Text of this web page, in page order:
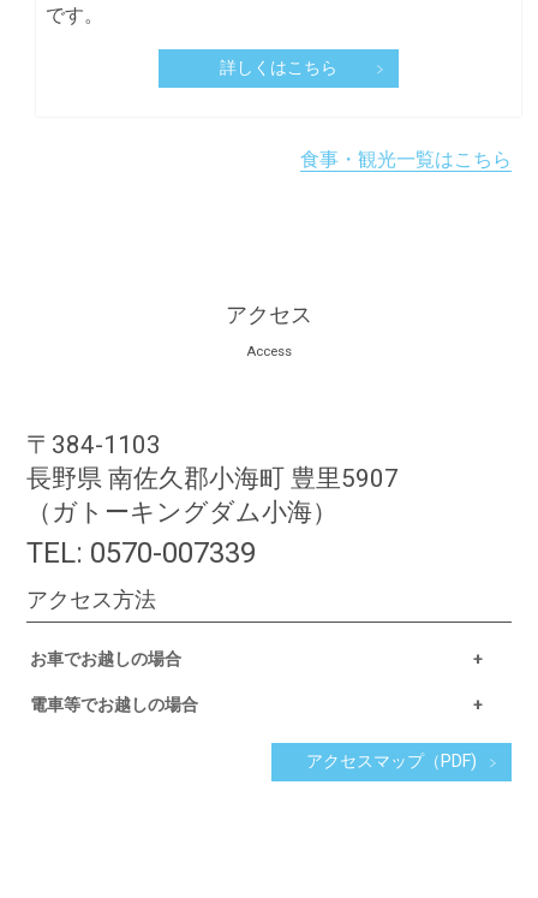
です。
詳しくはこちら
食事・観光一覧はこちら
アクセス
Access
〒384-1103
長野県 南佐久郡小海町 豊里5907
（ガトーキングダム小海）
TEL: 0570-007339
アクセス方法
お車でお越しの場合
電車等でお越しの場合
アクセスマップ（PDF)